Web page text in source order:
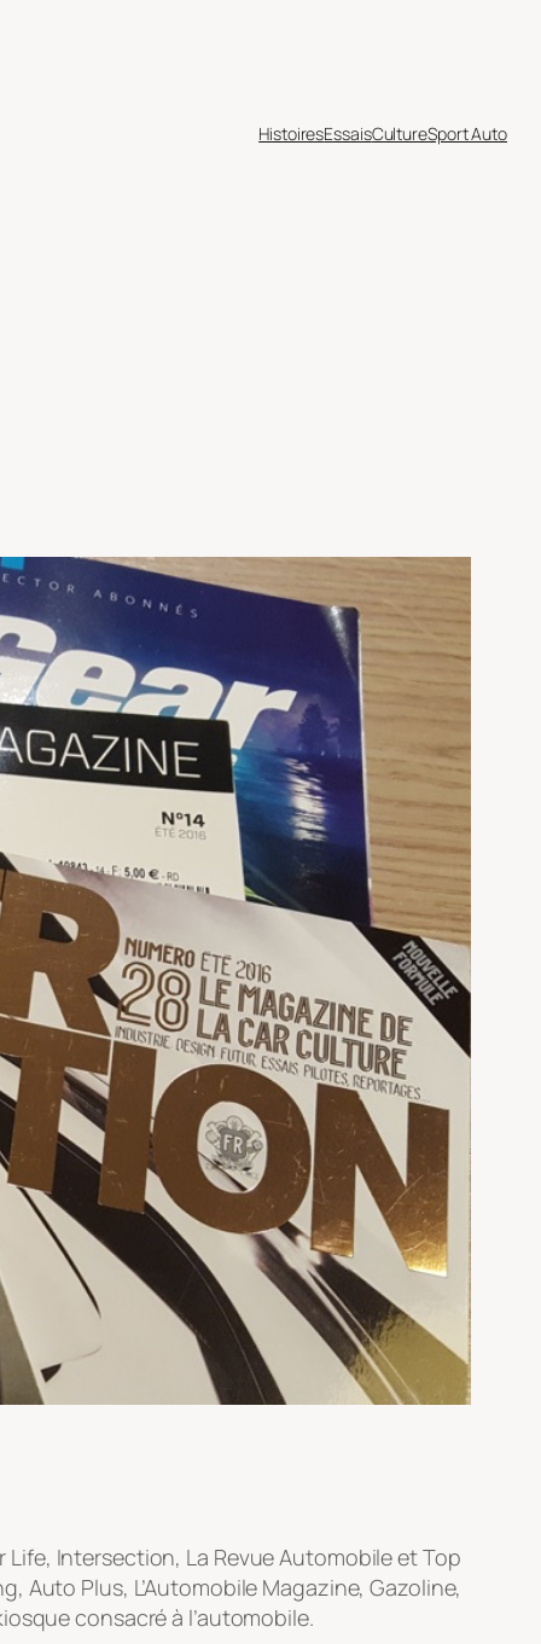
HistoiresEssaisCultureSport Auto
Intersection, La Revue Automobile et Top
Auto Plus, L’Automobile Magazine, Gazoline,
consacré à l’automobile.